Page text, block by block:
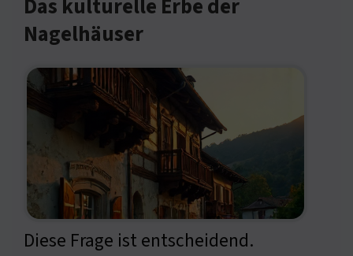
Das kulturelle Erbe der
Nagelhäuser
Diese Frage ist entscheidend.